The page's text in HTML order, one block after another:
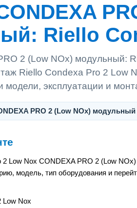
Riello
2 (Low NOx) модульный:
Riello Condexa Pro 2 Low
модели, эксплуатации и
PRO 2 (Low NOx) модульный
Low Nox CONDEXA PRO 2 (Low
модель, тип оборудования и
Low Nox